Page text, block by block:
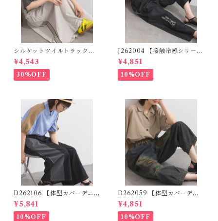
シルケットツイルトラックジ
ャンパースカート K52076
【restock】 (残りわずか)
¥4,543
30%OFF
J262004 【接触冷感シリー
ズ】 ツイルワーク風ロゴパン
ツ / Cool Touch Twill Work
Logo Pants (残りわずか)
¥4,851
10%OFF
D262106 【体型カバーデニム
シリーズ】 デニム切替ワイド
パンツ / Denim Panel Wide
Pants (残りわずか)
¥5,841
10%OFF
D262059 【体型カバーデニ
ムシリーズ】 パッチワークロ
ゴデニムパンツ / Patchwork
Logo Denim Pants
¥4,851
10%OFF